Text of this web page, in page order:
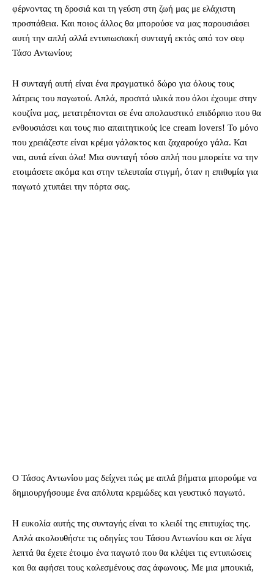
φέρνοντας τη δροσιά και τη γεύση στη ζωή μας με ελάχιστη
προσπάθεια. Και ποιος άλλος θα μπορούσε να μας παρουσιάσει
αυτή την απλή αλλά εντυπωσιακή συνταγή εκτός από τον σεφ
Τάσο Αντωνίου;
Η συνταγή αυτή είναι ένα πραγματικό δώρο για όλους τους
λάτρεις του παγωτού. Απλά, προσιτά υλικά που όλοι έχουμε στην
κουζίνα μας, μετατρέπονται σε ένα απολαυστικό επιδόρπιο που θα
ενθουσιάσει και τους πιο απαιτητικούς ice cream lovers! Το μόνο
που χρειάζεστε είναι κρέμα γάλακτος και ζαχαρούχο γάλα. Και
ναι, αυτά είναι όλα! Μια συνταγή τόσο απλή που μπορείτε να την
ετοιμάσετε ακόμα και στην τελευταία στιγμή, όταν η επιθυμία για
παγωτό χτυπάει την πόρτα σας.
Ο Τάσος Αντωνίου μας δείχνει πώς με απλά βήματα μπορούμε να
δημιουργήσουμε ένα απόλυτα κρεμώδες και γευστικό παγωτό.
Η ευκολία αυτής της συνταγής είναι το κλειδί της επιτυχίας της.
Απλά ακολουθήστε τις οδηγίες του Τάσου Αντωνίου και σε λίγα
λεπτά θα έχετε έτοιμο ένα παγωτό που θα κλέψει τις εντυπώσεις
και θα αφήσει τους καλεσμένους σας άφωνους. Με μια μπουκιά,